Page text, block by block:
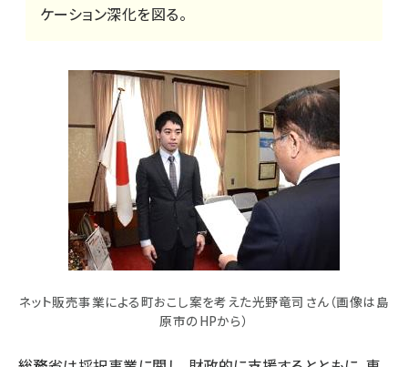
ケーション深化を図る。
ネット販売事業による町おこし案を考えた光野竜司さん（画像は島
原市のHPから）